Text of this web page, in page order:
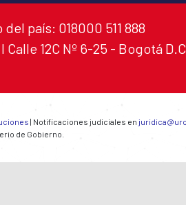
país: 018000 511 888
12C Nº 6-25 - Bogotá
| Notificaciones judiciales en
de Gobierno.